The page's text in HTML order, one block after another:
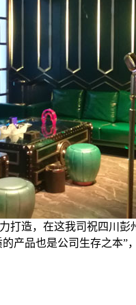
造，在这我司祝四川彭
产品也是公司生存之本”